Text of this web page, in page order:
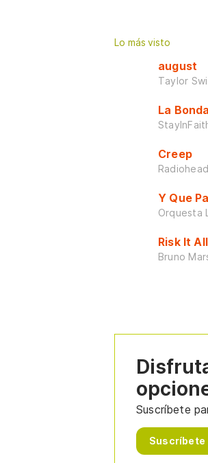
Lo más visto
august
Taylor
La
Creep
Radiohead
Y Que
Orquesta
Risk It All
Bruno
Suscríbete
Suscríbete